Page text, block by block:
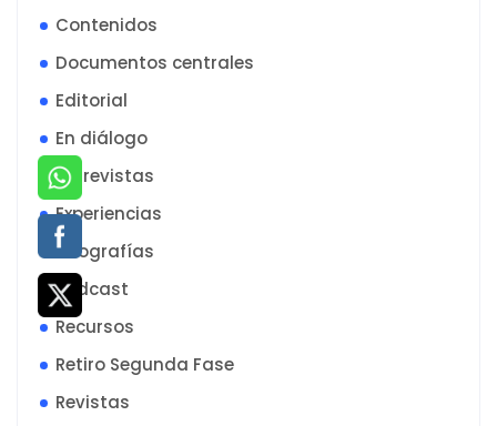
Contenidos
Documentos centrales
Editorial
En diálogo
Entrevistas
Experiencias
infografías
Podcast
Recursos
Retiro Segunda Fase
Revistas